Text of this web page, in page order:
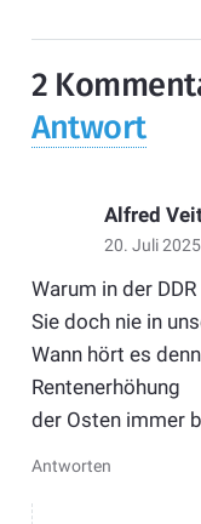
2
Antwort
Alfred
20. Juli
Warum in der
Sie doch nie in
Wann hört es
Rentenerhöhung
der Osten immer
Antworten